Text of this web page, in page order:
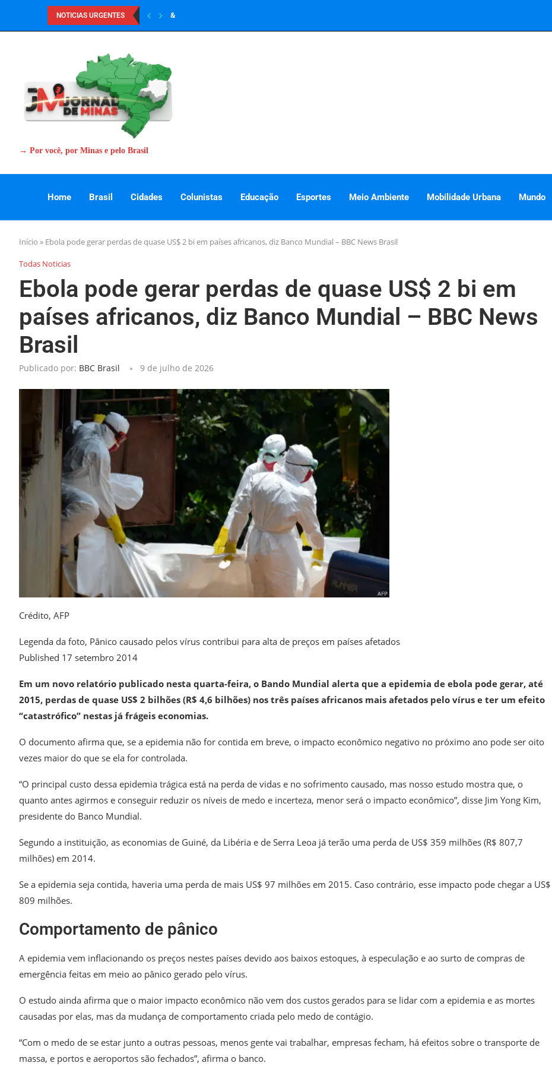
NOTICIAS URGENTES &
→ Por você, por Minas e pelo Brasil
Home Brasil Cidades Colunistas Educação Esportes Meio Ambiente Mobilidade Urbana Mundo
Início » Ebola pode gerar perdas de quase US$ 2 bi em países africanos, diz Banco Mundial – BBC News Brasil
Todas Noticias
Ebola pode gerar perdas de quase US$ 2 bi em
países africanos, diz Banco Mundial – BBC News
Brasil
Publicado por: BBC Brasil 9 de julho de 2026
Crédito, AFP
Legenda da foto, Pânico causado pelos vírus contribui para alta de preços em países afetados
Published 17 setembro 2014
Em um novo relatório publicado nesta quarta-feira, o Bando Mundial alerta que a epidemia de ebola pode gerar, até
2015, perdas de quase US$ 2 bilhões (R$ 4,6 bilhões) nos três países africanos mais afetados pelo vírus e ter um efeito
“catastrófico” nestas já frágeis economias.
O documento afirma que, se a epidemia não for contida em breve, o impacto econômico negativo no próximo ano pode ser oito
vezes maior do que se ela for controlada.
“O principal custo dessa epidemia trágica está na perda de vidas e no sofrimento causado, mas nosso estudo mostra que, o
quanto antes agirmos e conseguir reduzir os níveis de medo e incerteza, menor será o impacto econômico”, disse Jim Yong Kim,
presidente do Banco Mundial.
Segundo a instituição, as economias de Guiné, da Libéria e de Serra Leoa já terão uma perda de US$ 359 milhões (R$ 807,7
milhões) em 2014.
Se a epidemia seja contida, haveria uma perda de mais US$ 97 milhões em 2015. Caso contrário, esse impacto pode chegar a US$
809 milhões.
Comportamento de pânico
A epidemia vem inflacionando os preços nestes países devido aos baixos estoques, à especulação e ao surto de compras de
emergência feitas em meio ao pânico gerado pelo vírus.
O estudo ainda afirma que o maior impacto econômico não vem dos custos gerados para se lidar com a epidemia e as mortes
causadas por elas, mas da mudança de comportamento criada pelo medo de contágio.
“Com o medo de se estar junto a outras pessoas, menos gente vai trabalhar, empresas fecham, há efeitos sobre o transporte de
massa, e portos e aeroportos são fechados”, afirma o banco.